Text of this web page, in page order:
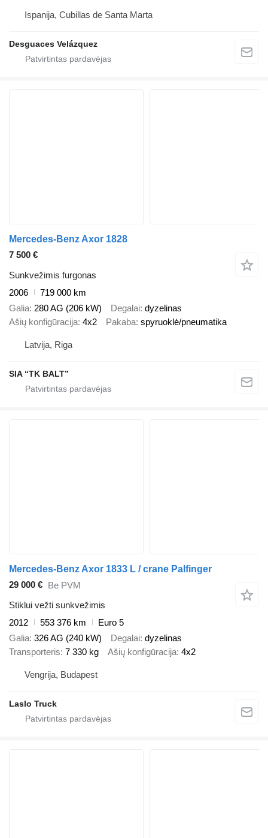
Ispanija, Cubillas de Santa Marta
Desguaces Velázquez
Mercedes-Benz Axor 1828
7 500 €
Sunkvežimis furgonas
2006
719 000 km
Galia 280 AG (206 kW) Degalai dyzelinas
Ašių konfigūracija 4x2 Pakaba spyruoklė/pneumatika
Latvija, Riga
SIA “TK BALT”
Mercedes-Benz Axor 1833 L / crane Palfinger
29 000 € Be PVM
Stiklui vežti sunkvežimis
2012
553 376 km
Euro 5
Galia 326 AG (240 kW) Degalai dyzelinas
Transporteris 7 330 kg Ašių konfigūracija 4x2
Vengrija, Budapest
Laslo Truck